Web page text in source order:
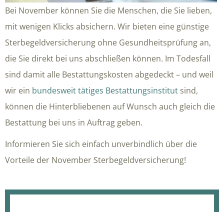
Bei November können Sie die Menschen, die Sie lieben,
mit wenigen Klicks absichern. Wir bieten eine günstige
Sterbegeldversicherung ohne Gesundheitsprüfung an,
die Sie direkt bei uns abschließen können. Im Todesfall
sind damit alle Bestattungskosten abgedeckt – und weil
wir ein bundesweit tätiges Bestattungsinstitut sind,
können die Hinterbliebenen auf Wunsch auch gleich die
Bestattung bei uns in Auftrag geben.
Informieren Sie sich einfach unverbindlich über die
Vorteile der November Sterbegeldversicherung!